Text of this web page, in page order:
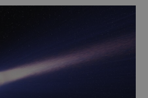
nový nález mění
všechno dokáže příroda a
[…]